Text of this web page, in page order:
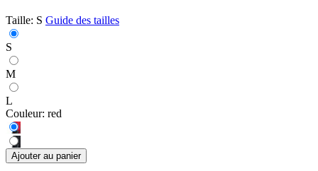
Taille: S Guide des tailles
S
M
L
Couleur: red
Ajouter au panier